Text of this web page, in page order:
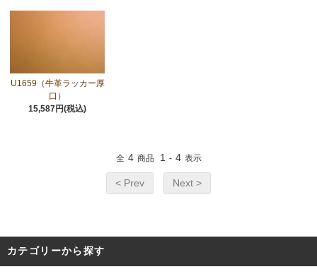
U1659（牛革ラッカー厚
口）
15,587円(税込)
全 4 商品 1 - 4 表示
< Prev Next >
カテゴリーから探す